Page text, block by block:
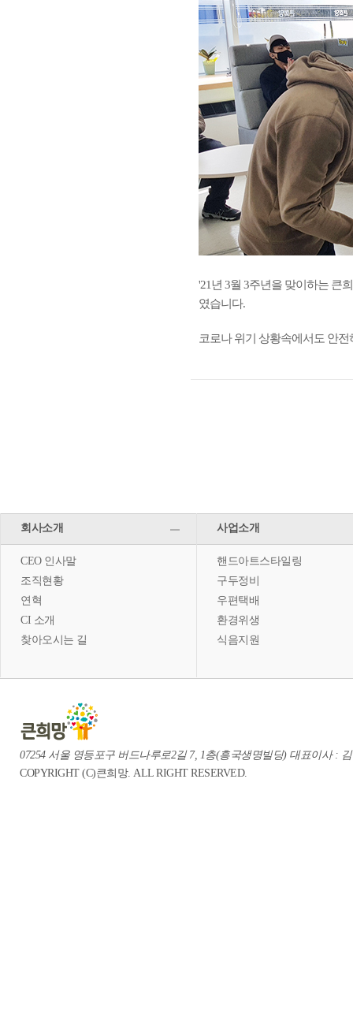
'21년 3월 3주년을 맞이하는 큰
였습니다.
코로나 위기 상황속에서도 안
회사소개
CEO 인사말
조직현황
연혁
CI 소개
찾아오시는 길
사업소개
핸드아트스타일링
구두정비
우편택배
환경위생
식음지원
07254 서울 영등포구 버드나루로2길 7, 1층(흥국생명빌딩) 대표이사 : 김
COPYRIGHT (C)큰희망. ALL RIGHT RESERVED.